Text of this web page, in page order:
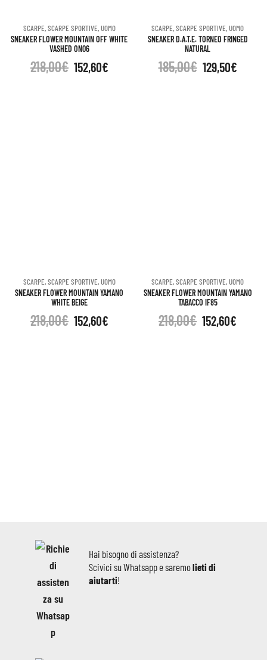
SCARPE,SCARPE SPORTIVE,UOMO
SNEAKER FLOWER MOUNTAIN OFF WHITE
VASHED ON06
218,00€ 152,60€
SCARPE,SCARPE SPORTIVE,UOMO
SNEAKER D.A.T.E. TORNEO FRINGED
NATURAL
185,00€ 129,50€
SCARPE,SCARPE SPORTIVE,UOMO
SNEAKER FLOWER MOUNTAIN YAMANO
WHITE BEIGE
218,00€ 152,60€
SCARPE,SCARPE SPORTIVE,UOMO
SNEAKER FLOWER MOUNTAIN YAMANO
TABACCO IF85
218,00€ 152,60€
Hai bisogno di assistenza?
Scivici su Whatsapp e saremolieti di
aiutarti!